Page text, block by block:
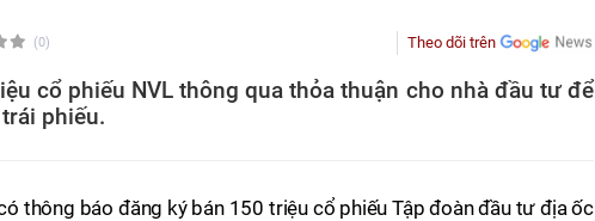
(0) Theo dõi trên
cổ phiếu NVL thông qua thỏa thuận cho nhà đầu tư để
phiếu.
thông báo đăng ký bán 150 triệu cổ phiếu Tập đoàn đầu tư địa ốc